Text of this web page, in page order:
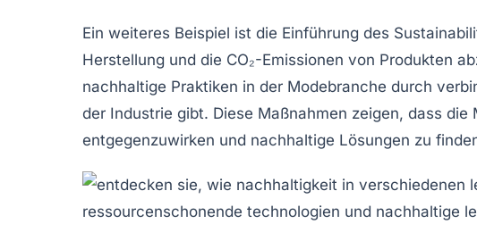
Ein weiteres Beispiel ist die Einführung des
Herstellung und die CO₂-Emissionen von Produkten
nachhaltige Praktiken in der Modebranche durch
der Industrie gibt. Diese Maßnahmen zeigen, dass
entgegenzuwirken und nachhaltige Lösungen zu